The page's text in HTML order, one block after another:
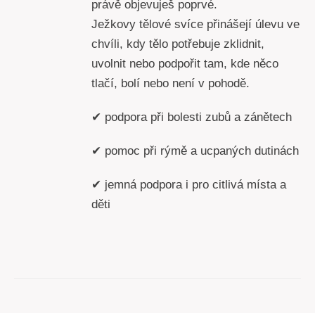
právě objevuješ poprvé.
Ježkovy tělové svíce přinášejí úlevu ve
chvíli, kdy tělo potřebuje zklidnit,
uvolnit nebo podpořit tam, kde něco
tlačí, bolí nebo není v pohodě.
✔ podpora při bolesti zubů a zánětech
✔ pomoc při rýmě a ucpaných dutinách
✔ jemná podpora i pro citlivá místa a
děti